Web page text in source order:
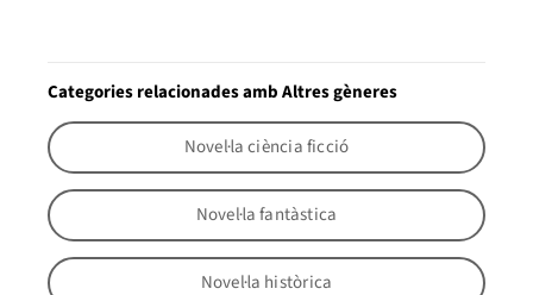
Categories relacionades amb Altres gèneres
Novel·la ciència ficció
Novel·la fantàstica
Novel·la històrica